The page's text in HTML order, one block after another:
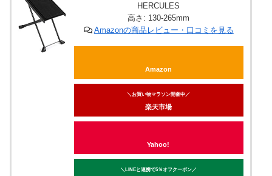
HERCULES
高さ: 130-265mm
Amazonの商品レビュー・口コミを見る
Amazon
＼お買い物マラソン開催中／
楽天市場
Yahoo!
＼LINEと連携で5％オフクーポン／